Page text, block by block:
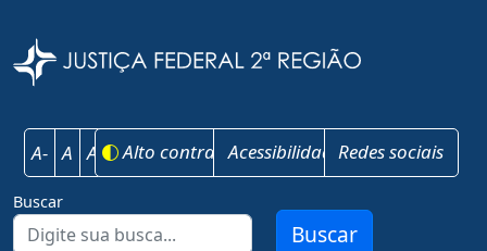
A- A A+ Alto contrasteAcessibilidadeRedes sociais
Buscar
Buscar